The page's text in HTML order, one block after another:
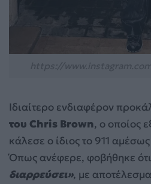
Ιδιαίτερο ενδιαφέρον
του Chris Brown, ο οποίος
κάλεσε ο ίδιος το 911
Όπως ανέφερε, φοβήθηκε ότι
διαρρεύσει», με